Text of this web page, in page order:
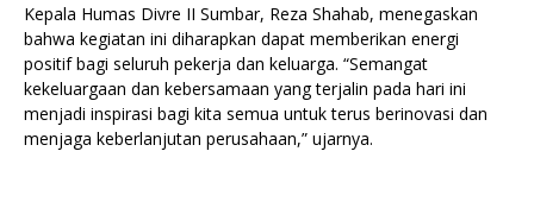
Kepala Humas Divre II Sumbar, Reza Shahab, menegaskan
bahwa kegiatan ini diharapkan dapat memberikan energi
positif bagi seluruh pekerja dan keluarga. “Semangat
kekeluargaan dan kebersamaan yang terjalin pada hari ini
menjadi inspirasi bagi kita semua untuk terus berinovasi dan
menjaga keberlanjutan perusahaan,” ujarnya.